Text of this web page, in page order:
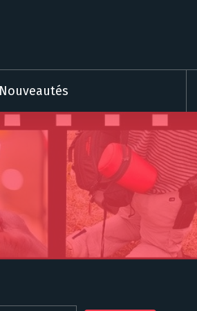
Nouveautés